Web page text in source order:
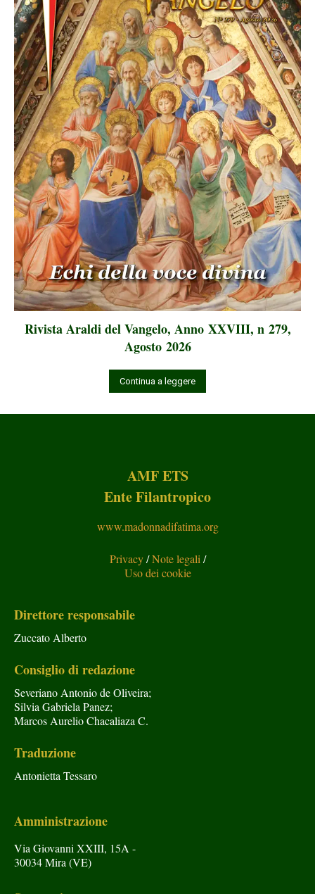
Rivista Araldi del Vangelo, Anno XXVIII, n 279,
Agosto 2026
Continua a leggere
AMF ETS
Ente Filantropico
www.madonnadifatima.org
Privacy/Note legali /
Uso dei cookie
Direttore responsabile
Zuccato Alberto
Consiglio di redazione
Severiano Antonio de Oliveira;
Silvia Gabriela Panez;
Marcos Aurelio Chacaliaza C.
Traduzione
Antonietta Tessaro
Amministrazione
Via Giovanni XXIII, 15A -
30034 Mira (VE)